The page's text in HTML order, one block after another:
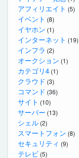
アフィリエイト (5)
イベント (8)
イヤホン (1)
インターネット (19)
インフラ (2)
オークション (1)
カテゴリ4 (1)
クラウド (3)
コマンド (36)
サイト (10)
サーバー (13)
シェル (2)
スマートフォン (8)
セキュリティ (9)
テレビ (5)